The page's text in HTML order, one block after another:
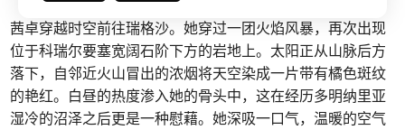
茜卓穿越时空前往瑞格沙。她穿过一团火焰风暴，再次出现
位于科瑞尔要塞宽阔石阶下方的岩地上。太阳正从山脉后方
落下，自邻近火山冒出的浓烟将天空染成一片带有橘色斑纹
的艳红。白昼的热度渗入她的骨头中，这在经历多明纳里亚
湿冷的沼泽之后更是一种慰藉。她深吸一口气，温暖的空气